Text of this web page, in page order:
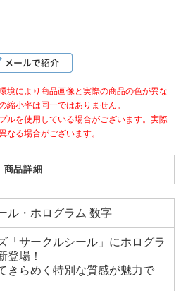
境により商品画像と実際の商品の色が異な
縮小率は同一ではありません。
ルを使用している場合がございます。実際
なる場合がございます。
商品詳細
ル・ホログラム 数字
「サークルシール」にホログラ
登場！
きらめく特別な質感が魅力で